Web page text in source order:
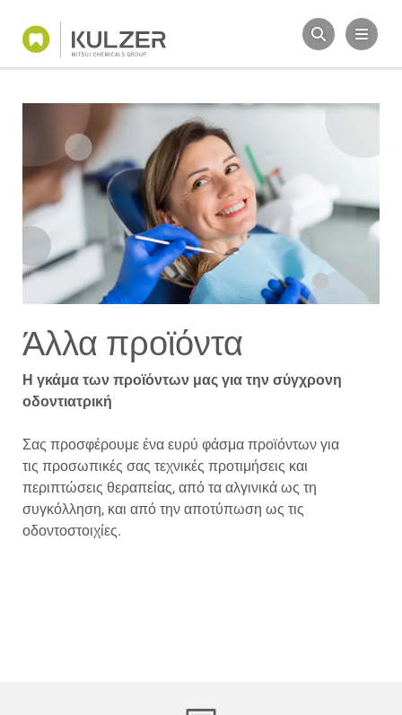
Άλλα προϊόντα
Η γκάμα των προϊόντων μας για την σύγχρονη
οδοντιατρική
Σας προσφέρουμε ένα ευρύ φάσμα προϊόντων για
τις προσωπικές σας τεχνικές προτιμήσεις και
περιπτώσεις θεραπείας, από τα αλγινικά ως τη
συγκόλληση, και από την αποτύπωση ως τις
οδοντοστοιχίες.